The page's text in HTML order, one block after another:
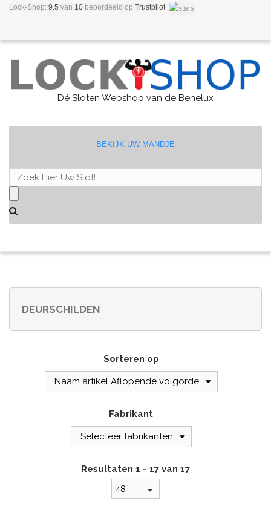
Lock-Shop: 9.5 van 10 beoordeeld op Trustpilot
Dé Sloten Webshop van de Benelux
BEKIJK UW MANDJE
DEURSCHILDEN
Sorteren op
Naam artikel Aflopende volgorde
Fabrikant
Selecteer fabrikanten
Resultaten 1 - 17 van 17
48